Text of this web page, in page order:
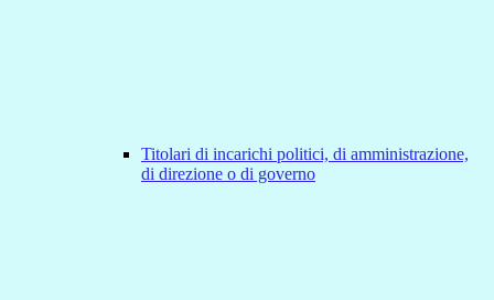
Titolari di incarichi politici, di amministrazione,
di direzione o di governo